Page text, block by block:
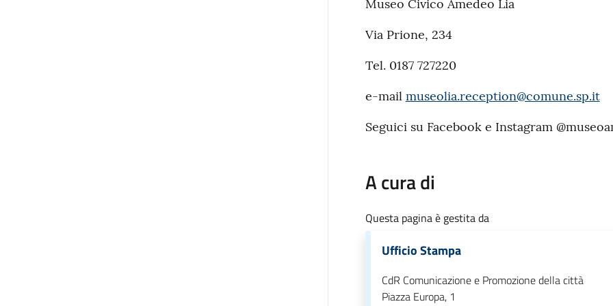
Museo Civico Amedeo Lia
Via Prione, 234
Tel. 0187 727220
e-mail museolia.reception@comune.sp.it
Seguici su Facebook e Instagram
A cura di
Questa pagina è gestita da
Ufficio Stampa
CdR Comunicazione e Promozione della città
Piazza Europa, 1